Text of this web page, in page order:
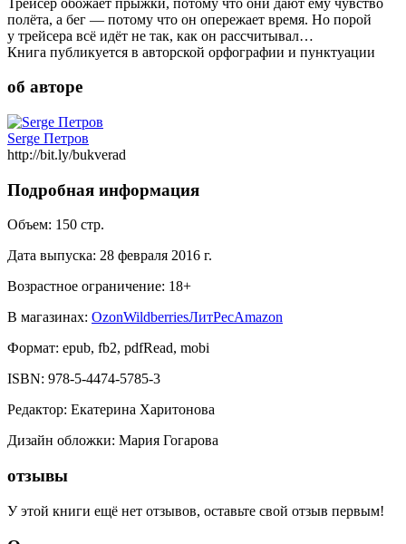
полёта, а бег — потому что он опережает время. Но порой
у трейсера всё идёт не так, как он рассчитывал…
Книга публикуется в авторской орфографии и пунктуации
об авторе
Serge Петров
http://bit.ly/bukverad
Подробная информация
Объем: 150 стр.
Дата выпуска: 28 февраля 2016 г.
Возрастное ограничение: 18+
В магазинах: OzonWildberriesЛитРесAmazon
Формат: epub, fb2, pdfRead, mobi
ISBN: 978-5-4474-5785-3
Редактор: Екатерина Харитонова
Дизайн обложки: Мария Гогарова
отзывы
У этой книги ещё нет отзывов, оставьте свой отзыв первым!